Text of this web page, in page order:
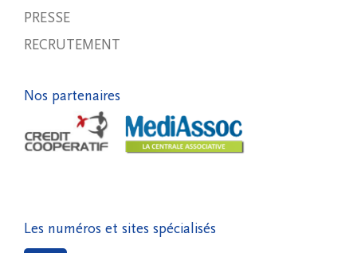
PRESSE
RECRUTEMENT
Nos partenaires
Les numéros et sites spécialisés